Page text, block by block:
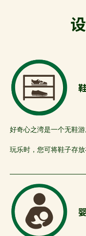
好奇心之湾是一个无鞋游
玩乐时，您可将鞋子存